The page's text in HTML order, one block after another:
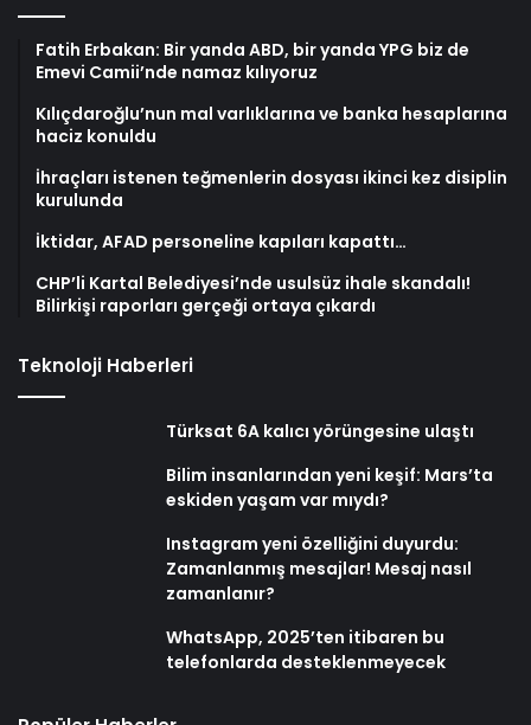
Fatih Erbakan: Bir yanda ABD, bir yanda YPG biz de
Emevi Camii’nde namaz kılıyoruz
Kılıçdaroğlu’nun mal varlıklarına ve banka hesaplarına
haciz konuldu
İhraçları istenen teğmenlerin dosyası ikinci kez disiplin
kurulunda
İktidar, AFAD personeline kapıları kapattı…
CHP’li Kartal Belediyesi’nde usulsüz ihale skandalı!
Bilirkişi raporları gerçeği ortaya çıkardı
Teknoloji Haberleri
Türksat 6A kalıcı yörüngesine ulaştı
Bilim insanlarından yeni keşif: Mars’ta
eskiden yaşam var mıydı?
Instagram yeni özelliğini duyurdu:
Zamanlanmış mesajlar! Mesaj nasıl
zamanlanır?
WhatsApp, 2025’ten itibaren bu
telefonlarda desteklenmeyecek